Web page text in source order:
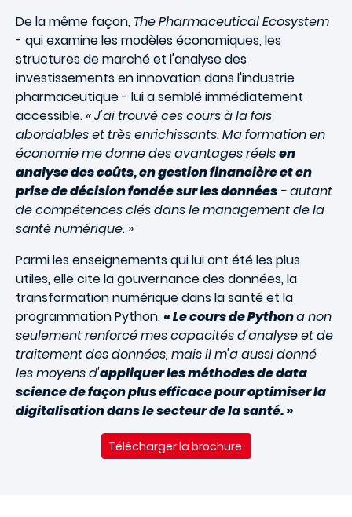
De la même façon, The Pharmaceutical Ecosystem
- qui examine les modèles économiques, les
structures de marché et l'analyse des
investissements en innovation dans l'industrie
pharmaceutique - lui a semblé immédiatement
accessible.« J'ai trouvé ces cours à la fois
abordables et très enrichissants. Ma formation en
économie me donne des avantages réelsen
analyse des coûts, en gestion financière et en
prise de décision fondée sur les données - autant
de compétences clés dans le management de la
santé numérique. »
Parmi les enseignements qui lui ont été les plus
utiles, elle cite la gouvernance des données, la
transformation numérique dans la santé et la
programmation Python.« Le cours de Pythona non
seulement renforcé mes capacités d'analyse et de
traitement des données, mais il m'a aussi donné
les moyens d'appliquer les méthodes de data
science de façon plus efficace pour optimiser la
digitalisation dans le secteur de la santé. »
Télécharger la brochure